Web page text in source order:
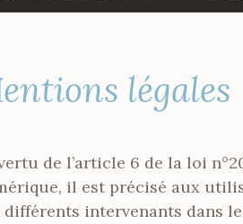
légales
de l’article 6 de la loi
il est précisé aux
différents intervenants dans